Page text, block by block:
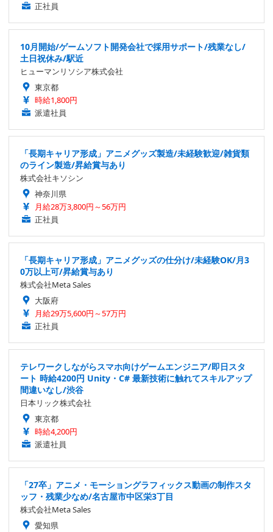
正社員
10月開始/ゲームソフト開発会社で採用サポート/残業なし/
土日祝休み/駅近
ヒューマンリソシア株式会社
東京都
時給1,800円
派遣社員
「長期キャリア形成」アニメグッズ製造/未経験歓迎/雑貨類
のライン製造/昇給賞与あり
株式会社キソシン
神奈川県
月給28万3,800円～56万円
正社員
「長期キャリア形成」アニメグッズの仕分け/未経験OK/月3
0万以上可/昇給賞与あり
株式会社Meta Sales
大阪府
月給29万5,600円～57万円
正社員
テレワークしながらスマホ向けゲームエンジニア/即日スタ
ート 時給4200円 Unity・C# 最新技術に触れてスキルアップ
間違いなし/渋谷
日本リック株式会社
東京都
時給4,200円
派遣社員
「27卒」アニメ・モーショングラフィックス動画の制作スタ
ッフ・残業少なめ/名古屋市中区栄3丁目
株式会社Meta Sales
愛知県